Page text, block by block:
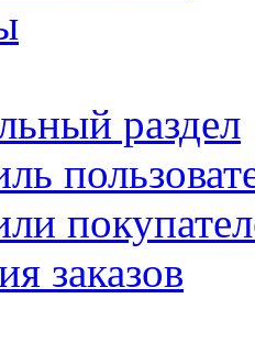
раздел
заказов